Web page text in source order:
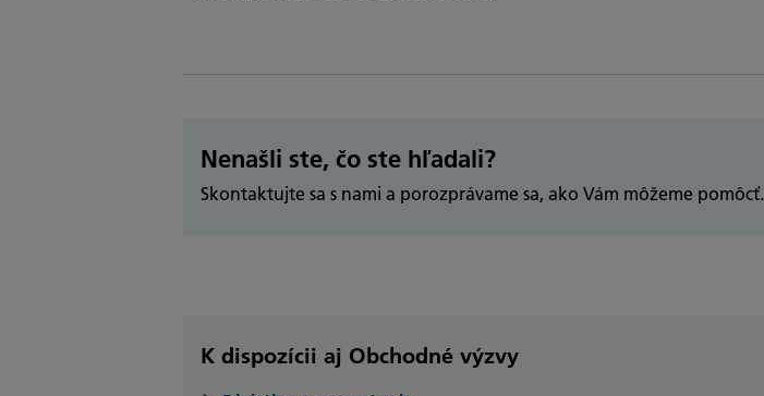
Nenašli ste, čo ste hľadali?
Skontaktujte sa s nami a porozprávame sa, ako Vám môžeme pomôcť.
K dispozícii aj Obchodné výzvy